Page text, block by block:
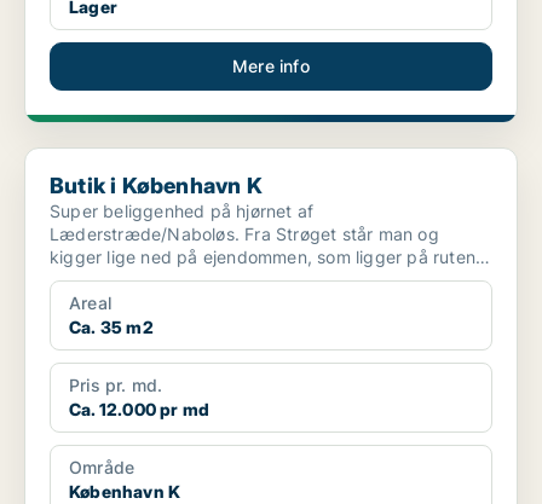
Lager
Mere info
Butik i København K
Butik i København K
Super beliggenhed på hjørnet af
Læderstræde/Naboløs. Fra Strøget står man og
kigger lige ned på ejendommen, som ligger på ruten
Strøget - Gl. Strand. Lill...
Areal
Ca. 35 m2
Pris pr. md.
Ca. 12.000 pr md
Område
København K